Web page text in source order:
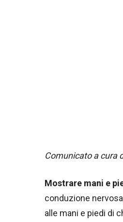
Comunicato a cura
Mostrare mani e
conduzione
alle mani e piedi di